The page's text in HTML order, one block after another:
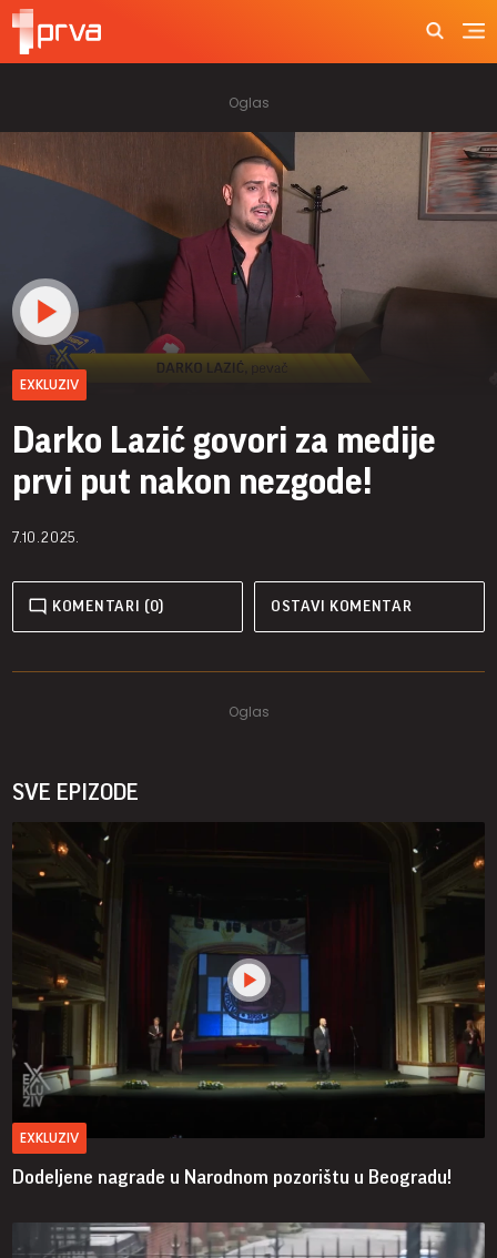
EXKLUZIV
Darko Lazić govori za medije
prvi put nakon nezgode!
7.10.2025.
KOMENTARI (0) OSTAVI KOMENTAR
SVE EPIZODE
EXKLUZIV
Dodeljene nagrade u Narodnom pozorištu u Beogradu!